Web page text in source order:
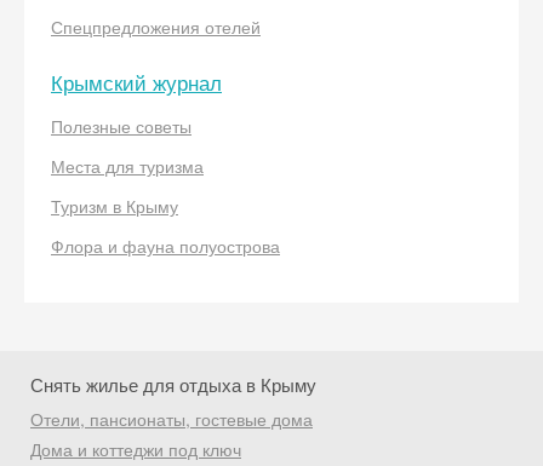
Спецпредложения отелей
Крымский журнал
Полезные советы
Места для туризма
Туризм в Крыму
Флора и фауна полуострова
Снять жилье для отдыха в Крыму
Отели, пансионаты, гостевые дома
Дома и коттеджи под ключ
Хочешь дешевле? Оставь почту и получи